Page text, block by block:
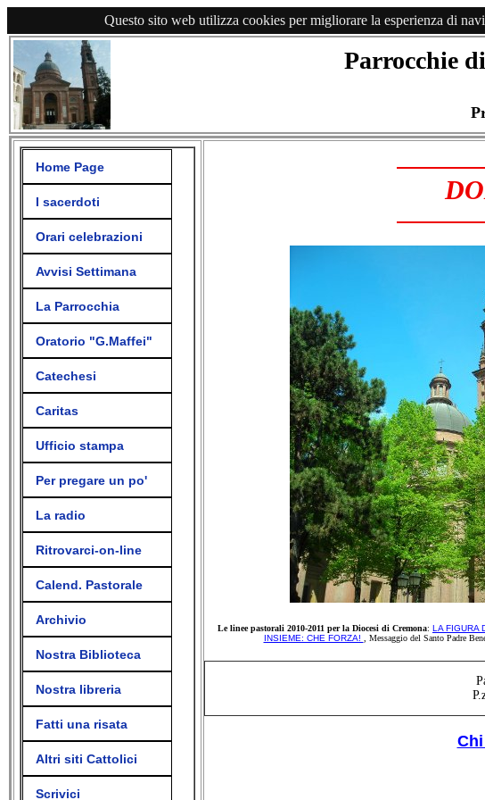
Questo sito web utilizza cookies per migliorare la esperienza di
Parrocchie
Home Page
I sacerdoti
Orari celebrazioni
Avvisi Settimana
La Parrocchia
Oratorio "G.Maffei"
Catechesi
Caritas
Ufficio stampa
Per pregare un po'
La radio
Ritrovarci-on-line
Calend. Pastorale
Archivio
Nostra Biblioteca
Nostra libreria
Fatti una risata
Altri siti Cattolici
Scrivici
Le linee pastorali 2010-2011 per la Diocesi di Cremona: LA FIGURA
INSIEME: CHE FORZA!
, Messaggio del Santo Padre